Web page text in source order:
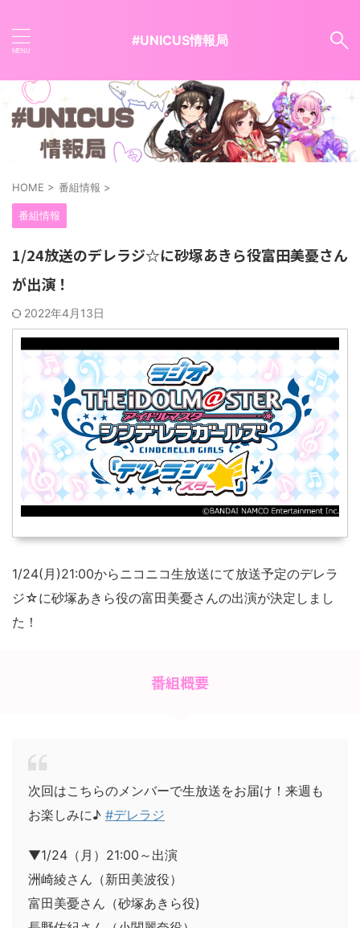
#UNICUS情報局
HOME > 番組情報 >
番組情報
1/24放送のデレラジ☆に砂塚あきら役富田美憂さん
が出演！
2022年4月13日
1/24(月)21:00からニコニコ生放送にて放送予定のデレラ
ジ☆に砂塚あきら役の富田美憂さんの出演が決定しまし
た！
番組概要
次回はこちらのメンバーで生放送をお届け！来週も
お楽しみに♪ #デレラジ
▼1/24（月）21:00～出演
洲崎綾さん（新田美波役）
富田美憂さん（砂塚あきら役)